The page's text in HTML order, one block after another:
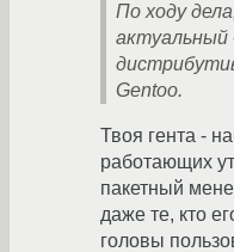
По ходу
актуальный
Gentoo.
Твоя гента -
работающих
пакетный
даже те, кто
головы